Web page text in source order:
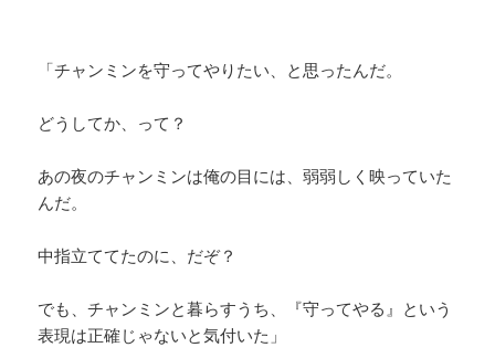
「チャンミンを守ってやりたい、と思ったんだ。
どうしてか、って？
あの夜のチャンミンは俺の目には、弱弱しく映っていた
んだ。
中指立ててたのに、だぞ？
でも、チャンミンと暮らすうち、『守ってやる』という
表現は正確じゃないと気付いた」